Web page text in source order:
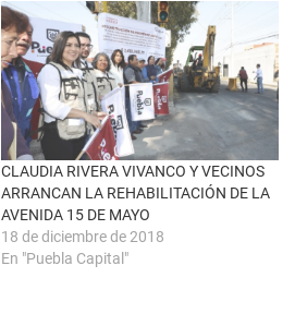
CLAUDIA RIVERA VIVANCO Y VECINOS
ARRANCAN LA REHABILITACIÓN DE LA
AVENIDA 15 DE MAYO
18 de diciembre de 2018
En "Puebla Capital"